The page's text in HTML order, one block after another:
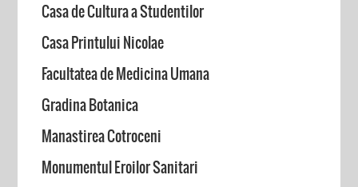
Casa de Cultura a Studentilor
Casa Printului Nicolae
Facultatea de Medicina Umana
Gradina Botanica
Manastirea Cotroceni
Monumentul Eroilor Sanitari